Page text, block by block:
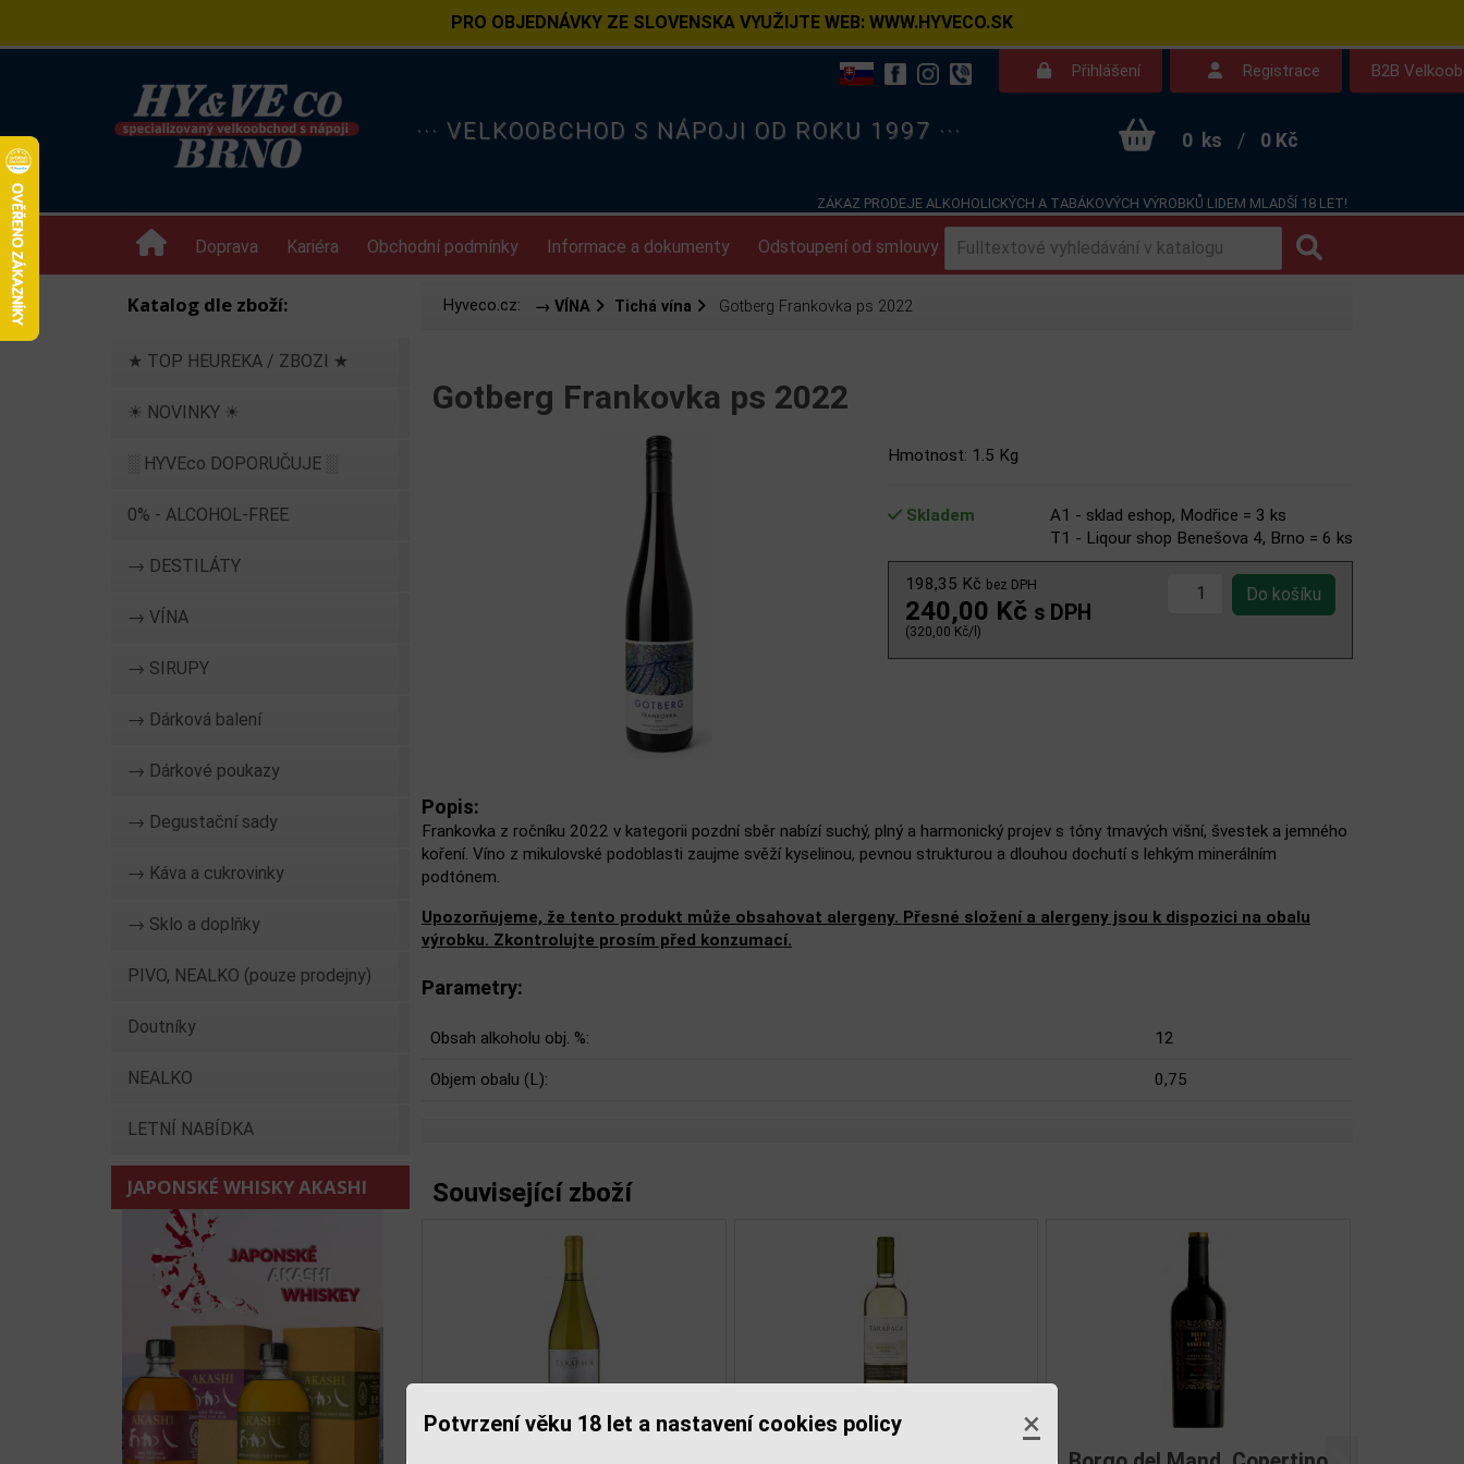
Potvrzení věku 18 let a nastavení cookies policy ×
PRO OBJEDNÁVKY ZE SLOVENSKA VYUŽIJTE WEB: WWW.HYVECO.SK
Přihlášení Registrace B2B
··· VELKOOBCHOD S NÁPOJI OD ROKU 1997 ··· 0 ks / 0 Kč
ZÁKAZ PRODEJE ALKOHOLICKÝCH A TABÁKOVÝCH VÝROBKŮ LIDEM MLADŠÍ 18 LET!
Doprava Kariéra Obchodní podmínky Informace a dokumenty Odstoupení od smlouvy Kontakt Dotazy
Katalog dle zboží:
★ TOP HEUREKA / ZBOZI ★
☀ NOVINKY ☀
░ HYVEco DOPORUČUJE ░
0% - ALCOHOL-FREE
→ DESTILÁTY
→ VÍNA
→ SIRUPY
→ Dárková balení
→ Dárkové poukazy
→ Degustační sady
→ Káva a cukrovinky
→ Sklo a doplňky
PIVO, NEALKO (pouze prodejny)
Doutníky
NEALKO
LETNÍ NABÍDKA
JAPONSKÉ WHISKY AKASHI
Hyveco.cz: → VÍNA Tichá vína Gotberg Frankovka ps 2022
Gotberg Frankovka ps 2022
Hmotnost: 1.5 Kg
Skladem
A1 - sklad eshop, Modřice = 3 ks
T1 - Liqour shop Benešova 4, Brno = 6 ks
198,35 Kč bez DPH
240,00 Kč s DPH
(320,00 Kč/l)
Popis:
Frankovka z ročníku 2022 v kategorii pozdní sběr nabízí suchý, plný a harmonický projev s tóny tmavých višní, švestek a jemného
koření. Víno z mikulovské podoblasti zaujme svěží kyselinou, pevnou strukturou a dlouhou dochutí s lehkým minerálním
podtónem.
Upozorňujeme, že tento produkt může obsahovat alergeny. Přesné složení a alergeny jsou k dispozici na obalu
výrobku. Zkontrolujte prosím před konzumací.
Parametry:
Obsah alkoholu obj. %: 12
Objem obalu (L): 0,75
Související zboží